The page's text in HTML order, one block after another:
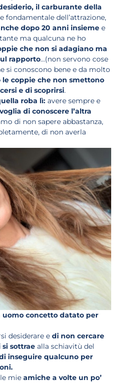
il carburante della
fondamentale dell’attrazione,
dopo 20 anni insieme e
ma qualcuna ne ho
che non si adagiano ma
rapporto…(non servono cose
si conoscono bene e da molto
coppie che non smettono
e di scoprirsi.
roba lì: avere sempre e
di conoscere l’altra
di non sapere abbastanza,
di non averla
uomo concetto datato per
desiderare e di non cercare
sottrae alla schiavitù del
inseguire qualcuno per
mie amiche a volte un po’